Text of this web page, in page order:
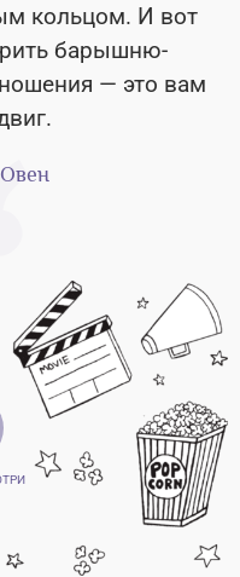
кольцом. И вот
барышню-
— это вам